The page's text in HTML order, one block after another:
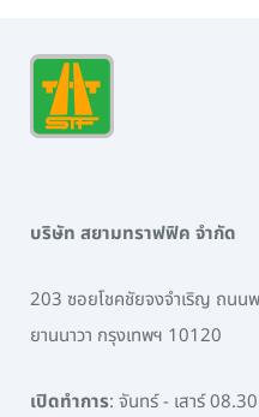
บริษัท สยามทราฟฟิค จำกัด
203 ซอยโชคชัยจงจำเริญ ถนน
ยานนาวา กรุงเทพฯ 10120
เปิดทำการ: จันทร์ - เสาร์